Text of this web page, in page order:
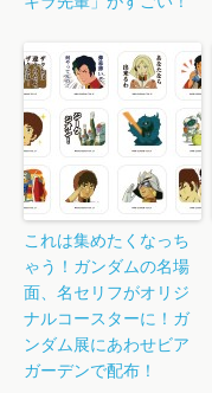
これは集めたくなっち
ゃう！ガンダムの名場
面、名セリフがオリジ
ナルコースターに！ガ
ンダム展にあわせビア
ガーデンで配布！